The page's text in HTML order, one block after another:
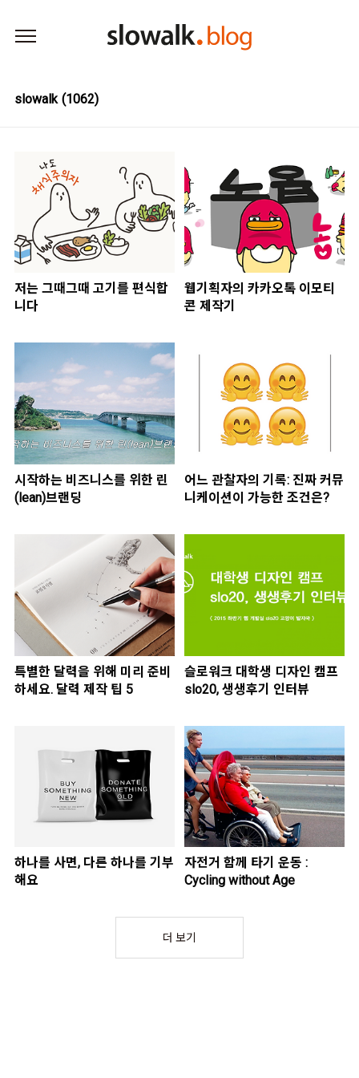
slowalk (1062)
저는 그때그때 고기를 편식합
니다
웹기획자의 카카오톡 이모티
콘 제작기
시작하는 비즈니스를 위한 린
(lean)브랜딩
어느 관찰자의 기록: 진짜 커뮤
니케이션이 가능한 조건은?
특별한 달력을 위해 미리 준비
하세요. 달력 제작 팁 5
슬로워크 대학생 디자인 캠프
slo20, 생생후기 인터뷰
하나를 사면, 다른 하나를 기부
해요
자전거 함께 타기 운동 :
Cycling without Age
더 보기